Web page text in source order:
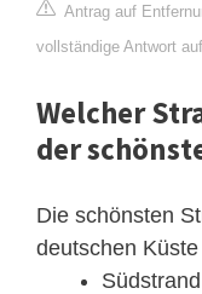
Antrag auf
vollständige Antwort
Welcher
der
Die schönsten
deutschen Küste